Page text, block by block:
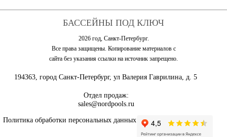
БАССЕЙНЫ ПОД КЛЮЧ
2026 год, Санкт-Петербург.
Все права защищены. Копирование материалов с
сайта без указания ссылки на источник запрещено.
194363, город Санкт-Петербург, ул Валерия Гаврилина, д. 5
Отдел продаж:
sales@nordpools.ru
Политика обработки персональных данных